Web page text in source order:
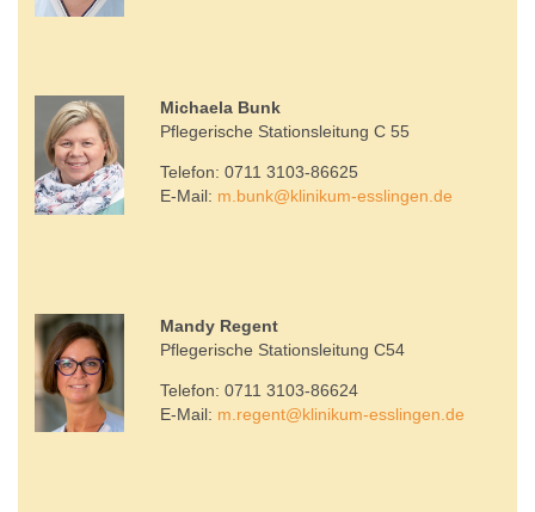
Michaela Bunk
Pflegerische Stationsleitung C 55
Telefon: 0711 3103-86625
E-Mail: m.bunk@klinikum-esslingen.de
Mandy Regent
Pflegerische Stationsleitung C54
Telefon: 0711 3103-86624
E-Mail: m.regent@klinikum-esslingen.de